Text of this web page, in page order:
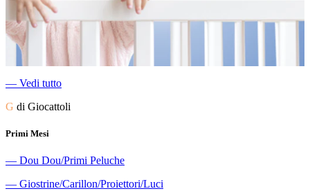
― Vedi tutto
G di Giocattoli
Primi Mesi
― Dou Dou/Primi Peluche
― Giostrine/Carillon/Proiettori/Luci